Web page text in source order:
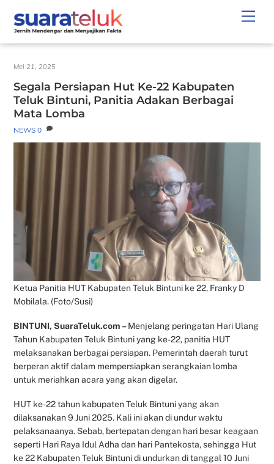
content
Mei 21, 2025
Segala Persiapan Hut Ke-22 Kabupaten
Teluk Bintuni, Panitia Adakan Berbagai
Mata Lomba
NEWS 0
Ketua Panitia HUT Kabupaten Teluk Bintuni ke 22, Franky D
Mobilala. (Foto/Susi)
BINTUNI, SuaraTeluk.com –Menjelang peringatan Hari Ulang
Tahun Kabupaten Teluk Bintuni yang ke-22, panitia HUT
melaksanakan berbagai persiapan. Pemerintah daerah turut
berperan aktif dalam mempersiapkan serangkaian lomba
untuk meriahkan acara yang akan digelar.
HUT ke-22 tahun kabupaten Teluk Bintuni yang akan
dilaksanakan 9 Juni 2025. Kali ini akan di undur waktu
pelaksanaanya. Sebab, bertepatan dengan hari besar keagaan
seperti Hari Raya Idul Adha dan hari Pantekosta, sehingga Hut
ke 22 Kabupaten Teluk Bintuni di undurkan di tanggal 10 Juni